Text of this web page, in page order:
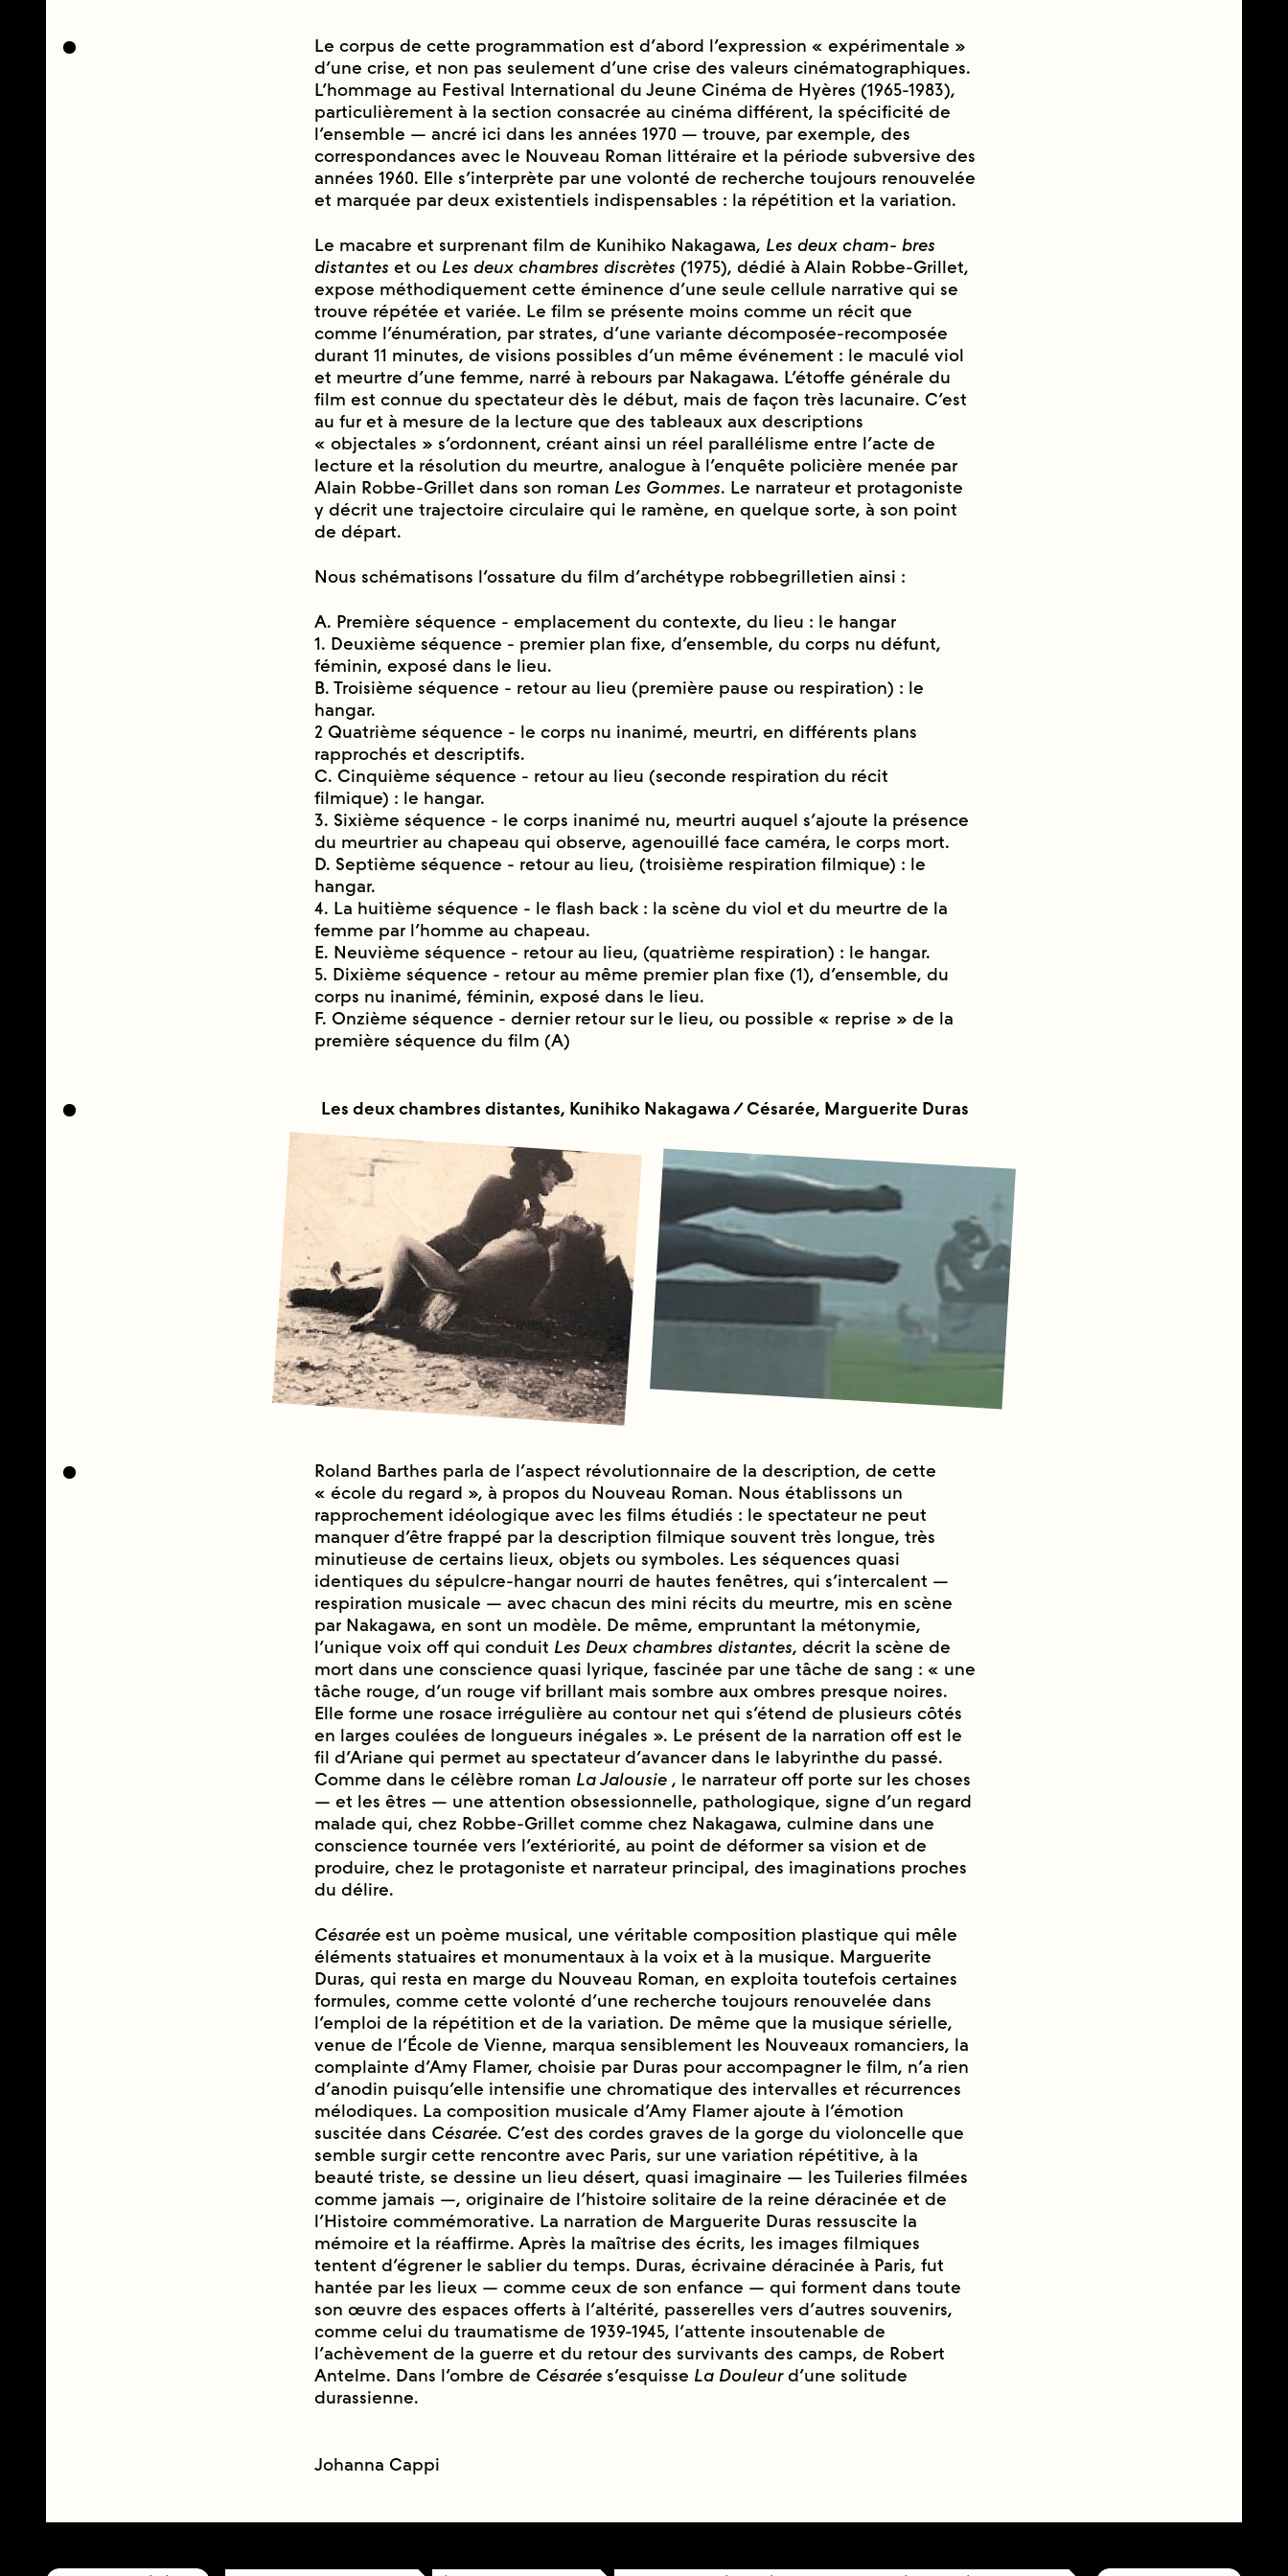
Le corpus de cette programmation est d’abord l’expression « expérimentale »
d’une crise, et non pas seulement d’une crise des valeurs cinématographiques.
L’hommage au Festival International du Jeune Cinéma de Hyères (1965-1983),
particulièrement à la section consacrée au cinéma différent, la spécificité de
l’ensemble — ancré ici dans les années 1970 — trouve, par exemple, des
correspondances avec le Nouveau Roman littéraire et la période subversive des
années 1960. Elle s’interprète par une volonté de recherche toujours renouvelée
et marquée par deux existentiels indispensables : la répétition et la variation.
Le macabre et surprenant film de Kunihiko Nakagawa, Les deux cham- bres
distantes et ou Les deux chambres discrètes (1975), dédié à Alain Robbe-Grillet,
expose méthodiquement cette éminence d’une seule cellule narrative qui se
trouve répétée et variée. Le film se présente moins comme un récit que
comme l’énumération, par strates, d’une variante décomposée-recomposée
durant 11 minutes, de visions possibles d’un même événement : le maculé viol
et meurtre d’une femme, narré à rebours par Nakagawa. L’étoffe générale du
film est connue du spectateur dès le début, mais de façon très lacunaire. C’est
au fur et à mesure de la lecture que des tableaux aux descriptions
« objectales » s’ordonnent, créant ainsi un réel parallélisme entre l’acte de
lecture et la résolution du meurtre, analogue à l’enquête policière menée par
Alain Robbe-Grillet dans son roman Les Gommes. Le narrateur et protagoniste
y décrit une trajectoire circulaire qui le ramène, en quelque sorte, à son point
de départ.
Nous schématisons l’ossature du film d’archétype robbegrilletien ainsi :
A. Première séquence - emplacement du contexte, du lieu : le hangar
1. Deuxième séquence - premier plan fixe, d’ensemble, du corps nu défunt,
féminin, exposé dans le lieu.
B. Troisième séquence - retour au lieu (première pause ou respiration) : le
hangar.
2 Quatrième séquence - le corps nu inanimé, meurtri, en différents plans
rapprochés et descriptifs.
C. Cinquième séquence - retour au lieu (seconde respiration du récit
filmique) : le hangar.
3. Sixième séquence - le corps inanimé nu, meurtri auquel s’ajoute la présence
du meurtrier au chapeau qui observe, agenouillé face caméra, le corps mort.
D. Septième séquence - retour au lieu, (troisième respiration filmique) : le
hangar.
4. La huitième séquence - le flash back : la scène du viol et du meurtre de la
femme par l’homme au chapeau.
E. Neuvième séquence - retour au lieu, (quatrième respiration) : le hangar.
5. Dixième séquence - retour au même premier plan fixe (1), d’ensemble, du
corps nu inanimé, féminin, exposé dans le lieu.
F. Onzième séquence - dernier retour sur le lieu, ou possible « reprise » de la
première séquence du film (A)
Les deux chambres distantes, Kunihiko Nakagawa / Césarée, Marguerite Duras
Roland Barthes parla de l’aspect révolutionnaire de la description, de cette
« école du regard », à propos du Nouveau Roman. Nous établissons un
rapprochement idéologique avec les films étudiés : le spectateur ne peut
manquer d’être frappé par la description filmique souvent très longue, très
minutieuse de certains lieux, objets ou symboles. Les séquences quasi
identiques du sépulcre-hangar nourri de hautes fenêtres, qui s’intercalent —
respiration musicale — avec chacun des mini récits du meurtre, mis en scène
par Nakagawa, en sont un modèle. De même, empruntant la métonymie,
l’unique voix off qui conduit Les Deux chambres distantes, décrit la scène de
mort dans une conscience quasi lyrique, fascinée par une tâche de sang : « une
tâche rouge, d’un rouge vif brillant mais sombre aux ombres presque noires.
Elle forme une rosace irrégulière au contour net qui s’étend de plusieurs côtés
en larges coulées de longueurs inégales ». Le présent de la narration off est le
fil d’Ariane qui permet au spectateur d’avancer dans le labyrinthe du passé.
Comme dans le célèbre roman La Jalousie , le narrateur off porte sur les choses
— et les êtres — une attention obsessionnelle, pathologique, signe d’un regard
malade qui, chez Robbe-Grillet comme chez Nakagawa, culmine dans une
conscience tournée vers l’extériorité, au point de déformer sa vision et de
produire, chez le protagoniste et narrateur principal, des imaginations proches
du délire.
Césarée est un poème musical, une véritable composition plastique qui mêle
éléments statuaires et monumentaux à la voix et à la musique. Marguerite
Duras, qui resta en marge du Nouveau Roman, en exploita toutefois certaines
formules, comme cette volonté d’une recherche toujours renouvelée dans
l’emploi de la répétition et de la variation. De même que la musique sérielle,
venue de l’École de Vienne, marqua sensiblement les Nouveaux romanciers, la
complainte d’Amy Flamer, choisie par Duras pour accompagner le film, n’a rien
d’anodin puisqu’elle intensifie une chromatique des intervalles et récurrences
mélodiques. La composition musicale d’Amy Flamer ajoute à l’émotion
suscitée dans Césarée. C’est des cordes graves de la gorge du violoncelle que
semble surgir cette rencontre avec Paris, sur une variation répétitive, à la
beauté triste, se dessine un lieu désert, quasi imaginaire — les Tuileries filmées
comme jamais —, originaire de l’histoire solitaire de la reine déracinée et de
l’Histoire commémorative. La narration de Marguerite Duras ressuscite la
mémoire et la réaffirme. Après la maîtrise des écrits, les images filmiques
tentent d’égrener le sablier du temps. Duras, écrivaine déracinée à Paris, fut
hantée par les lieux — comme ceux de son enfance — qui forment dans toute
son œuvre des espaces offerts à l’altérité, passerelles vers d’autres souvenirs,
comme celui du traumatisme de 1939-1945, l’attente insoutenable de
l’achèvement de la guerre et du retour des survivants des camps, de Robert
Antelme. Dans l’ombre de Césarée s’esquisse La Douleurd’une solitude
durassienne.
Johanna Cappi